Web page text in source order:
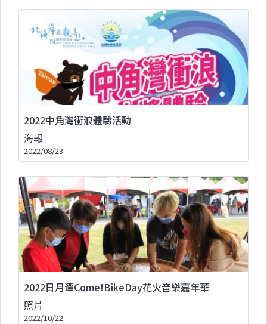
2022中角灣衝浪體驗活動
海報
2022/08/23
2022日月潭Come!BikeDay花火音樂嘉年華
照片
2022/10/22